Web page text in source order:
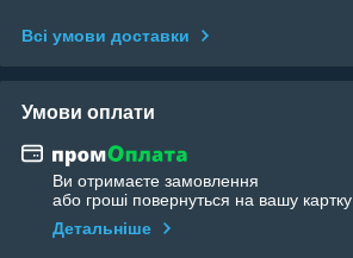
Всі умови доставки
Умови оплати
Ви отримаєте замовлення
або гроші повернуться на вашу картку
Детальніше